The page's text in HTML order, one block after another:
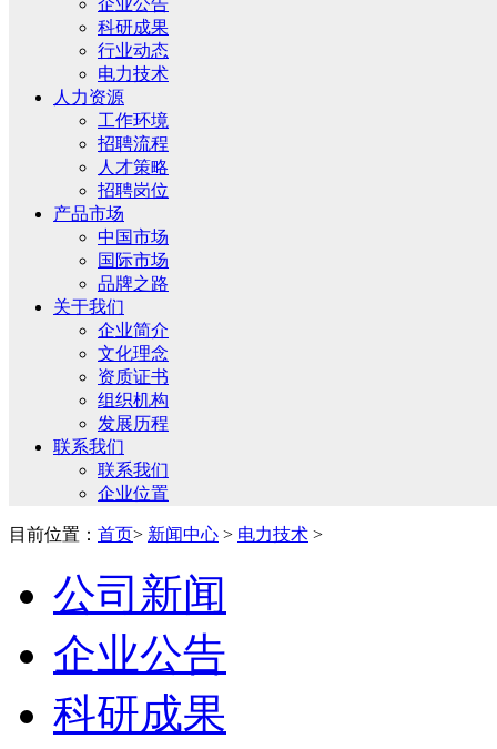
企业公告
科研成果
行业动态
电力技术
人力资源
工作环境
招聘流程
人才策略
招聘岗位
产品市场
中国市场
国际市场
品牌之路
关于我们
企业简介
文化理念
资质证书
组织机构
发展历程
联系我们
联系我们
企业位置
目前位置： 首页> 新闻中心 > 电力技术 >
公司新闻
企业公告
科研成果